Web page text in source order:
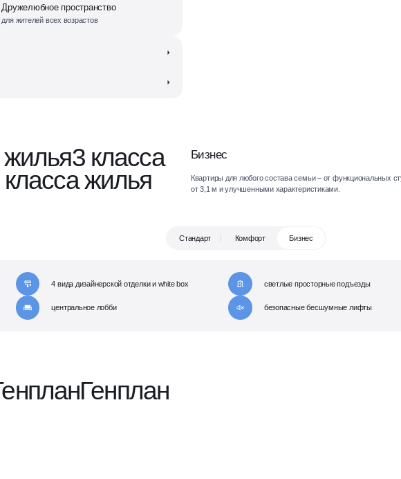
Дружелюбное пространство
для жителей всех возрастов
жилья3 класса
класса жилья
Бизнес
Квартиры для любого состава семьи – от функциональных
от 3,1 м и улучшенными характеристиками.
Стандарт Комфорт Бизнес
4 вида дизайнерской отделки и white box светлые просторные подъезды
центральное лобби безопасные бесшумные лифты
Генплан